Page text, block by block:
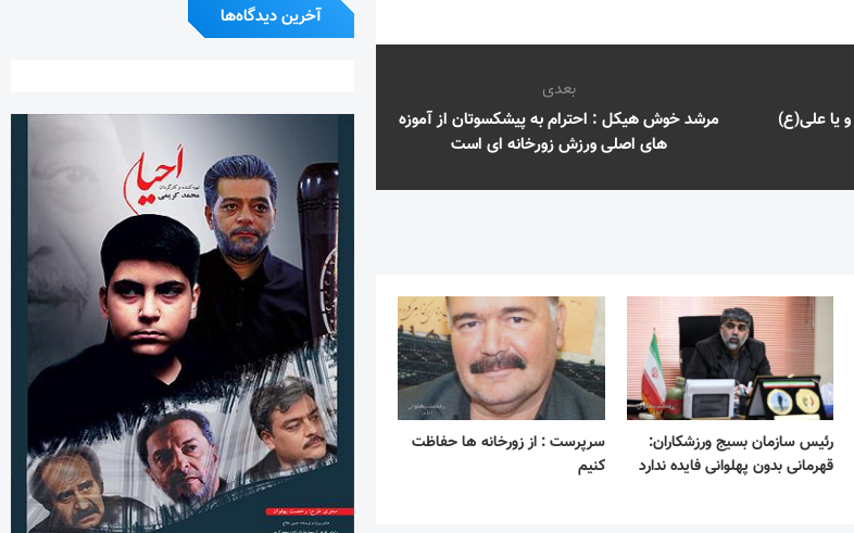
یا علی(ع)
بعدی
مرشد خوش هیکل : احترام به پیشکسوتان از آموزه
های اصلی ورزش زورخانه ای است
رئیس سازمان بسیج ورزشکاران:
قهرمانی بدون پهلوانی فایده ندارد
سرپرست : از زورخانه ها حفاظت
کنیم
آخرین دیدگاه‌ها